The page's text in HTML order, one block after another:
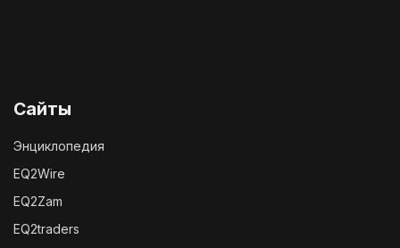
Сайты
Энциклопедия
EQ2Wire
EQ2Zam
EQ2traders